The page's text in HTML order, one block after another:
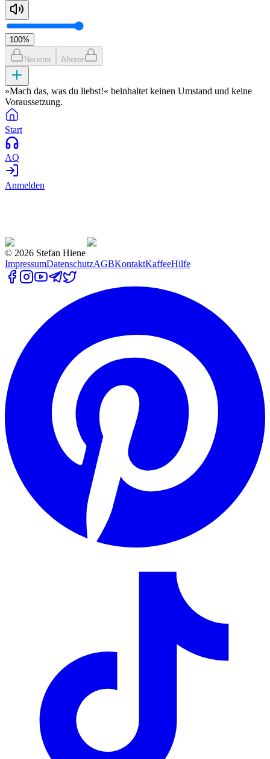
100%
Neuerer Älterer
»Mach das, was du liebst!« beinhaltet keinen Umstand und keine
Voraussetzung.
Start
AQ
Anmelden
© 2026 Stefan Hiene
ImpressumDatenschutzAGBKontaktKaffeeHilfe